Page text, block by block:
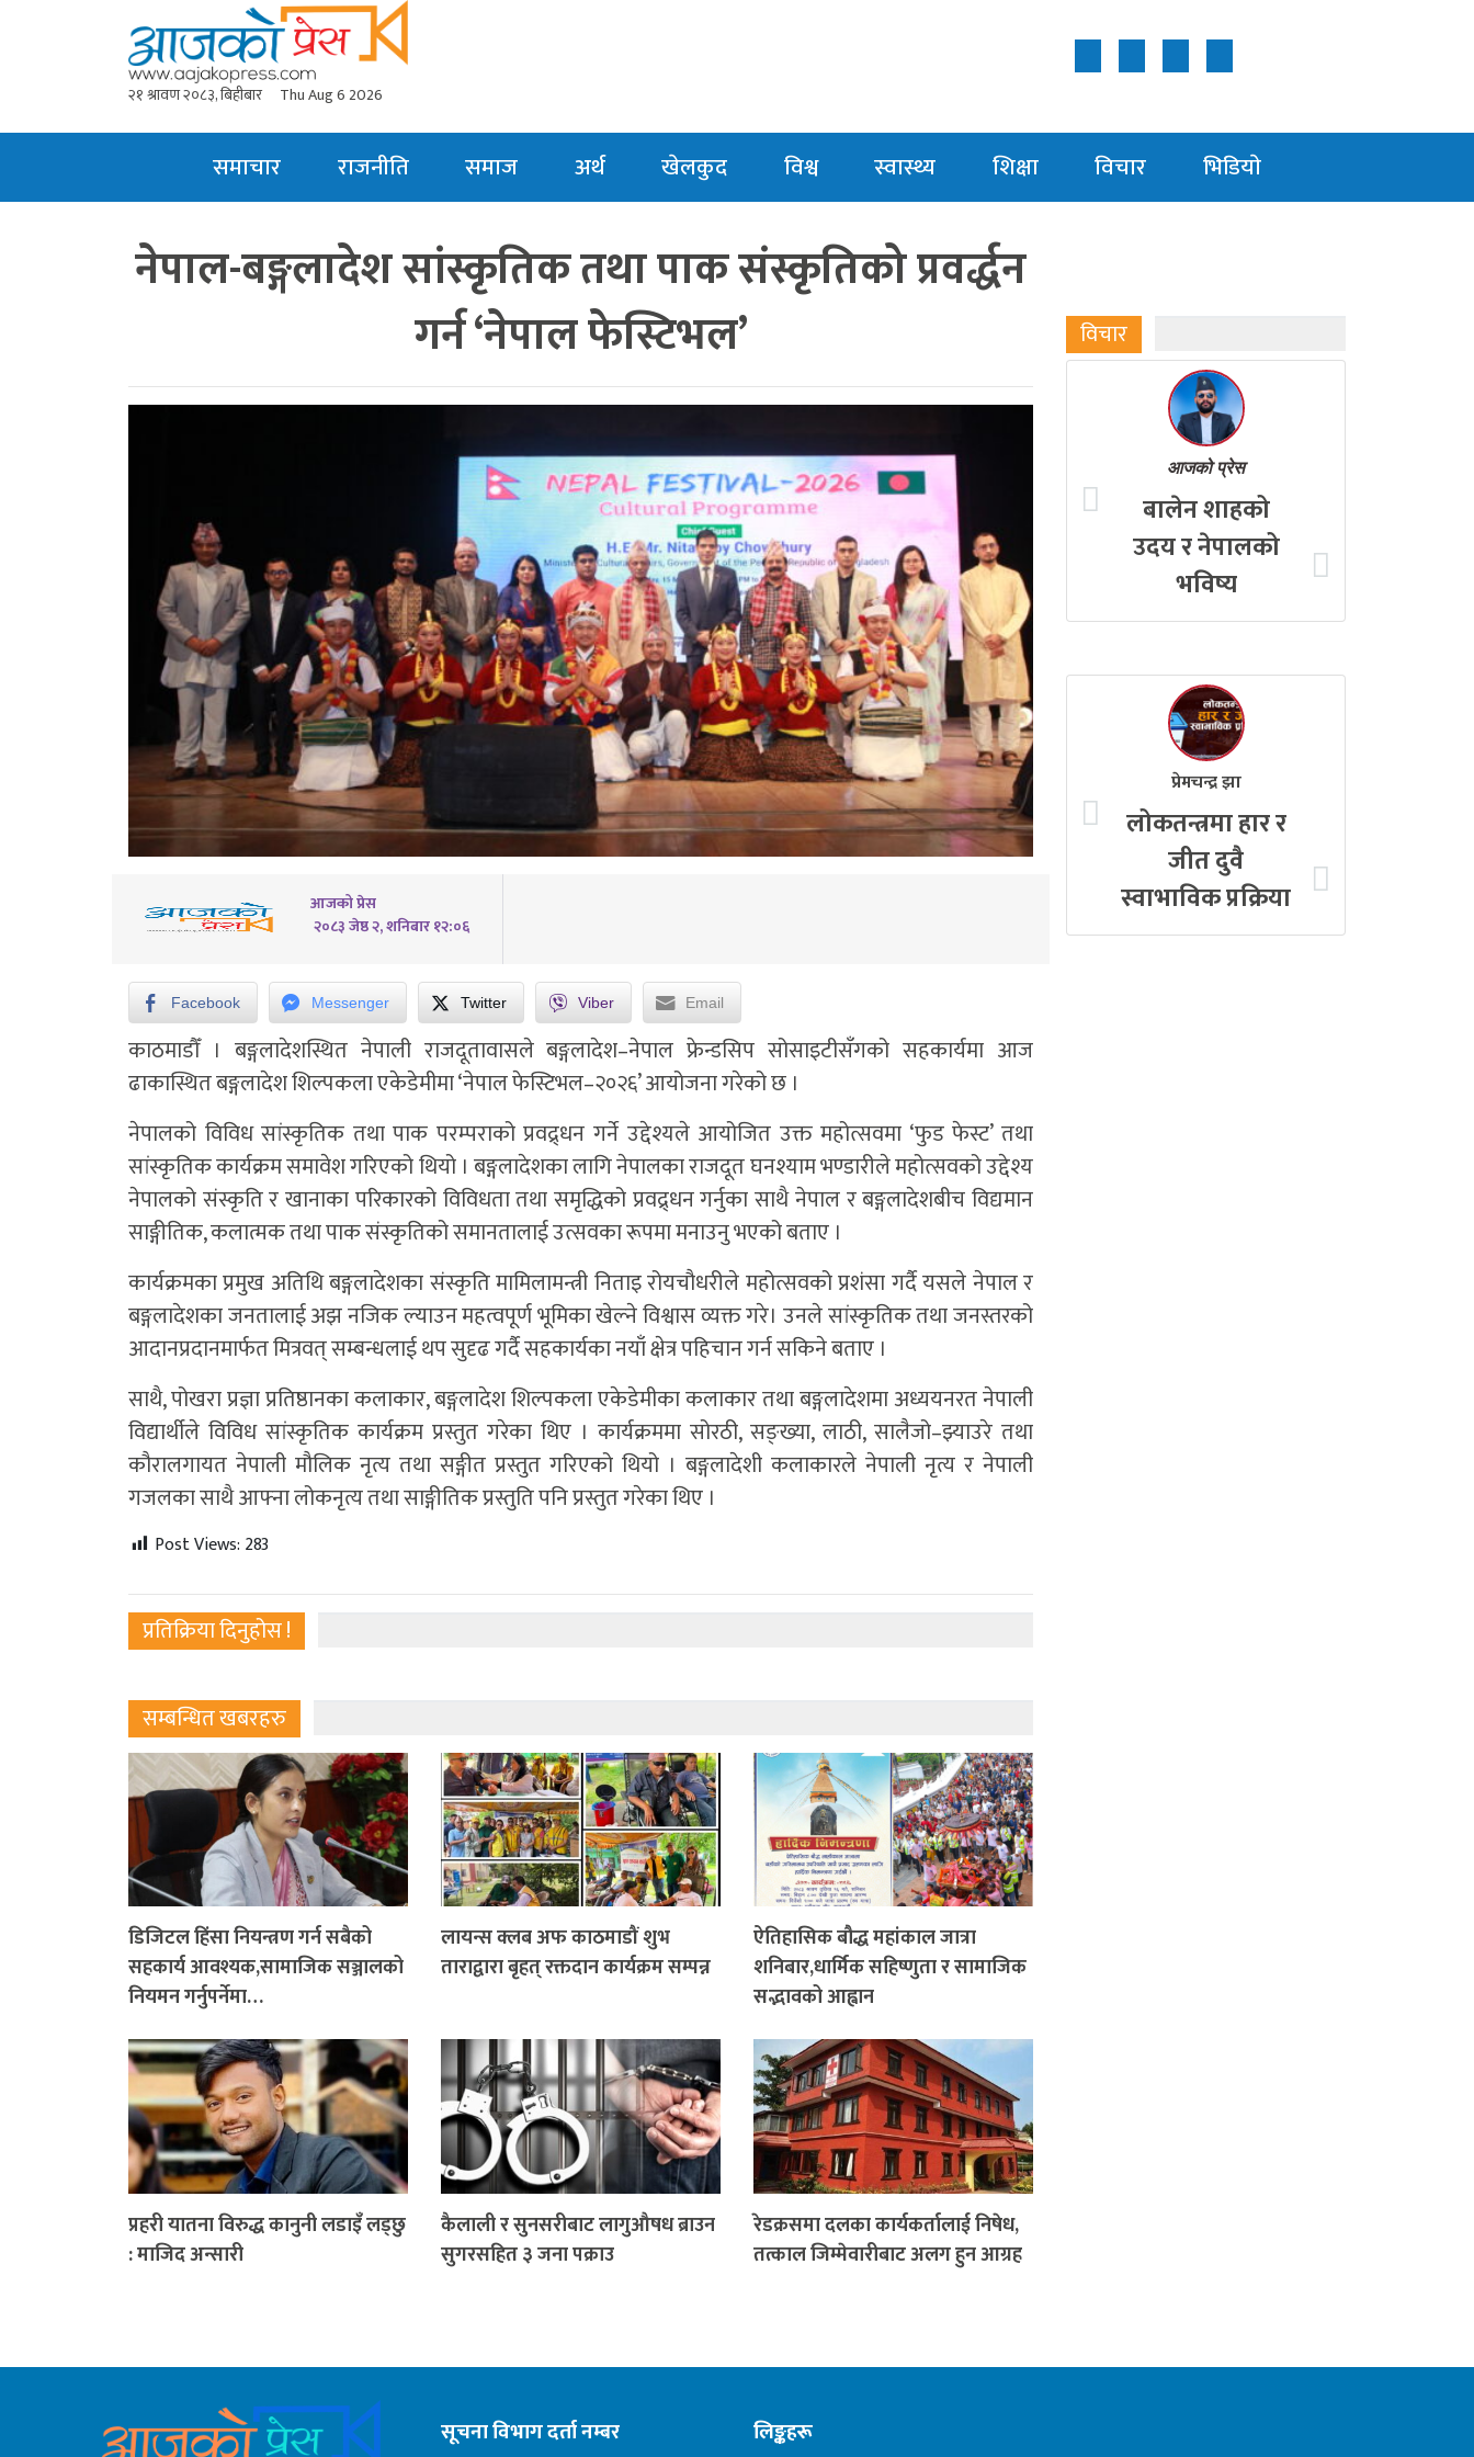
२१ श्रावण २०८३, बिहीबार Thu Aug 6 2026
समाचार राजनीति समाज अर्थ खेलकुद विश्व स्वास्थ्य शिक्षा विचार भिडियाे
नेपाल-बङ्गलादेश सांस्कृतिक तथा पाक संस्कृतिको प्रवर्द्धन
गर्न ‘नेपाल फेस्टिभल’
आजको प्रेस
२०८३ जेष्ठ २, शनिबार १२:०६
Facebook Messenger Twitter Viber Email
काठमाडौँ । बङ्गलादेशस्थित नेपाली राजदूतावासले बङ्गलादेश–नेपाल फ्रेन्डसिप सोसाइटीसँगको सहकार्यमा आज
ढाकास्थित बङ्गलादेश शिल्पकला एकेडेमीमा ‘नेपाल फेस्टिभल–२०२६’ आयोजना गरेको छ ।
नेपालको विविध सांस्कृतिक तथा पाक परम्पराको प्रवद्र्धन गर्ने उद्देश्यले आयोजित उक्त महोत्सवमा ‘फुड फेस्ट’ तथा
सांस्कृतिक कार्यक्रम समावेश गरिएको थियो । बङ्गलादेशका लागि नेपालका राजदूत घनश्याम भण्डारीले महोत्सवको उद्देश्य
नेपालको संस्कृति र खानाका परिकारको विविधता तथा समृद्धिको प्रवद्र्धन गर्नुका साथै नेपाल र बङ्गलादेशबीच विद्यमान
साङ्गीतिक, कलात्मक तथा पाक संस्कृतिको समानतालाई उत्सवका रूपमा मनाउनु भएको बताए ।
कार्यक्रमका प्रमुख अतिथि बङ्गलादेशका संस्कृति मामिलामन्त्री निताइ रोयचौधरीले महोत्सवको प्रशंसा गर्दै यसले नेपाल र
बङ्गलादेशका जनतालाई अझ नजिक ल्याउन महत्वपूर्ण भूमिका खेल्ने विश्वास व्यक्त गरे। उनले सांस्कृतिक तथा जनस्तरको
आदानप्रदानमार्फत मित्रवत् सम्बन्धलाई थप सुदृढ गर्दै सहकार्यका नयाँ क्षेत्र पहिचान गर्न सकिने बताए ।
साथै, पोखरा प्रज्ञा प्रतिष्ठानका कलाकार, बङ्गलादेश शिल्पकला एकेडेमीका कलाकार तथा बङ्गलादेशमा अध्ययनरत नेपाली
विद्यार्थीले विविध सांस्कृतिक कार्यक्रम प्रस्तुत गरेका थिए । कार्यक्रममा सोरठी, सङ्ख्या, लाठी, सालैजो–झ्याउरे तथा
कौरालगायत नेपाली मौलिक नृत्य तथा सङ्गीत प्रस्तुत गरिएको थियो । बङ्गलादेशी कलाकारले नेपाली नृत्य र नेपाली
गजलका साथै आफ्ना लोकनृत्य तथा साङ्गीतिक प्रस्तुति पनि प्रस्तुत गरेका थिए ।
Post Views: 283
प्रतिक्रिया दिनुहोस !
सम्बन्धित खबरहरु
डिजिटल हिंसा नियन्त्रण गर्न सबैको
सहकार्य आवश्यक,सामाजिक सञ्जालको
नियमन गर्नुपर्नेमा…
लायन्स क्लब अफ काठमाडौं शुभ
ताराद्वारा बृहत् रक्तदान कार्यक्रम सम्पन्न
ऐतिहासिक बौद्ध महांकाल जात्रा
शनिबार,धार्मिक सहिष्णुता र सामाजिक
सद्भावको आह्वान
प्रहरी यातना विरुद्ध कानुनी लडाइँ लड्छु
: माजिद अन्सारी
कैलाली र सुनसरीबाट लागुऔषध ब्राउन
सुगरसहित ३ जना पक्राउ
रेडक्रसमा दलका कार्यकर्तालाई निषेध,
तत्काल जिम्मेवारीबाट अलग हुन आग्रह
विचार
आजको प्रेस
बालेन शाहको
उदय र नेपालको
भविष्य
प्रेमचन्द्र झा
लोकतन्त्रमा हार र
जीत दुवै
स्वाभाविक प्रक्रिया
सूचना विभाग दर्ता नम्बर लिङ्कहरू